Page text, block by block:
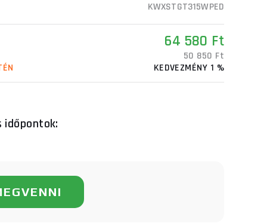
KWXSTGT315WPED
64 580 Ft
50 850 Ft
KEDVEZMÉNY 1 %
időpontok: